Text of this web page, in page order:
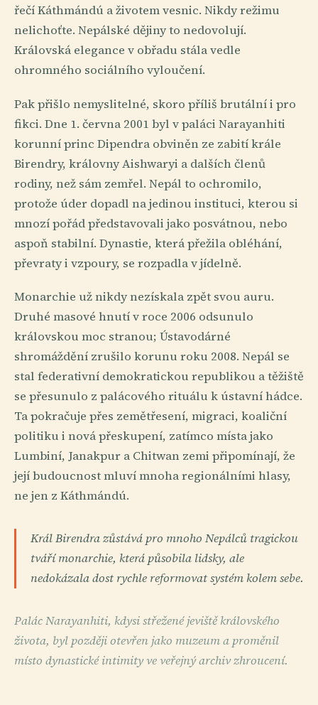
řečí Káthmándú a životem vesnic. Nikdy režimu
nelichoťte. Nepálské dějiny to nedovolují.
Královská elegance v obřadu stála vedle
ohromného sociálního vyloučení.
Pak přišlo nemyslitelné, skoro příliš brutální i pro
fikci. Dne 1. června 2001 byl v paláci Narayanhiti
korunní princ Dipendra obviněn ze zabití krále
Birendry, královny Aishwaryi a dalších členů
rodiny, než sám zemřel. Nepál to ochromilo,
protože úder dopadl na jedinou instituci, kterou si
mnozí pořád představovali jako posvátnou, nebo
aspoň stabilní. Dynastie, která přežila obléhání,
převraty i vzpoury, se rozpadla v jídelně.
Monarchie už nikdy nezískala zpět svou auru.
Druhé masové hnutí v roce 2006 odsunulo
královskou moc stranou; Ústavodárné
shromáždění zrušilo korunu roku 2008. Nepál se
stal federativní demokratickou republikou a těžiště
se přesunulo z palácového rituálu k ústavní hádce.
Ta pokračuje přes zemětřesení, migraci, koaliční
politiku i nová přeskupení, zatímco místa jako
Lumbiní, Janakpur a Chitwan zemi připomínají, že
její budoucnost mluví mnoha regionálními hlasy,
ne jen z Káthmándú.
Král Birendra zůstává pro mnoho Nepálců tragickou
tváří monarchie, která působila lidsky, ale
nedokázala dost rychle reformovat systém kolem sebe.
Palác Narayanhiti, kdysi střežené jeviště královského
života, byl později otevřen jako muzeum a proměnil
místo dynastické intimity ve veřejný archiv zhroucení.